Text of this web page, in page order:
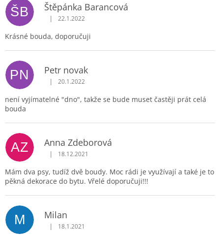
ŠB Štěpánka Barancová
Hodnocení produktu je 5 z 5 hvězdiček.
| 22.1.2022
Krásné bouda, doporučuji
PN Petr novak
Hodnocení produktu je 4 z 5 hvězdiček.
| 20.1.2022
není vyjímatelné "dno", takže se bude muset častěji prát celá
bouda
AZ Anna Zdeborová
Hodnocení produktu je 5 z 5 hvězdiček.
| 18.12.2021
Mám dva psy, tudíž dvě boudy. Moc rádi je využívají a také je to
pěkná dekorace do bytu. Vřelé doporučuji!!!
M Milan
Hodnocení produktu je 5 z 5 hvězdiček.
| 18.1.2021